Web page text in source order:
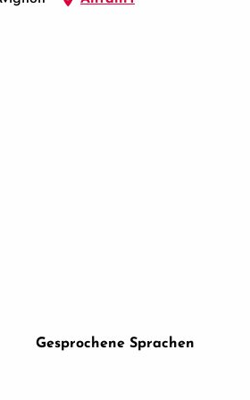
Gesprochene Sprachen
Gesprochene Sprachen